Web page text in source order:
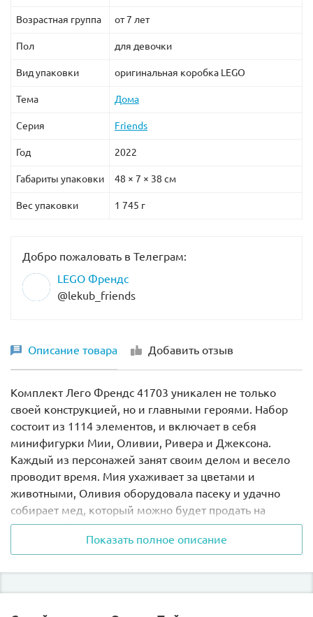
Возрастная группа от 7 лет
Пол для девочки
Вид упаковки оригинальная коробка LEGO
Тема Дома
Серия Friends
Год 2022
Габариты упаковки 48 × 7 × 38 см
Вес упаковки 1 745 г
Добро пожаловать в Телеграм:
LEGO Френдс
@lekub_friends
Описание товара Добавить отзыв
Комплект Лего Френдс 41703 уникален не только
своей конструкцией, но и главными героями. Набор
состоит из 1114 элементов, и включает в себя
минифигурки Мии, Оливии, Ривера и Джексона.
Каждый из персонажей занят своим делом и весело
проводит время. Мия ухаживает за цветами и
животными, Оливия оборудовала пасеку и удачно
собирает мед, который можно будет продать на
ярмарке, Ривер трудится на станке, делая красивые и
удобные скворечники, а Джексон, несмотря на то, что
Показать полное описание